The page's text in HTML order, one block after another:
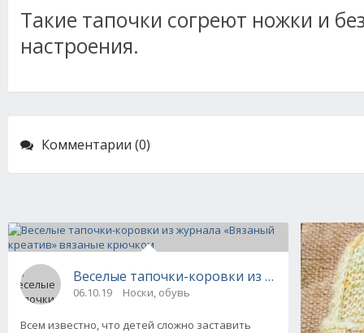
Такие тапочки согреют ножки и
настроения.
Комментарии (0)
Веселые тапочки-коровки из журнала
06.10.19 Носки, обувь
Всем известно, что детей сложно заставить